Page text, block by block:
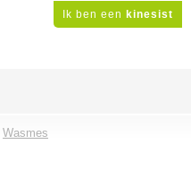
Ik ben een kinesist
Wasmes